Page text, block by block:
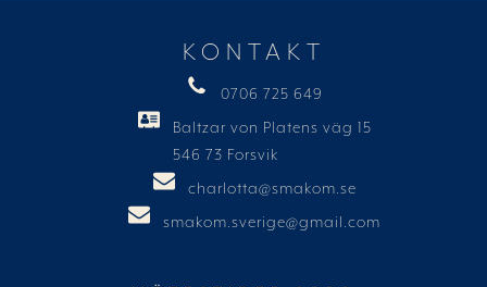
KONTAKT
0706 725 649
Baltzar von Platens väg 15
546 73 Forsvik
charlotta@smakom.se
smakom.sverige@gmail.com